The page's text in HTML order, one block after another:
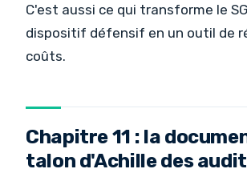
C'est aussi ce qui transforme le
dispositif défensif en un outil de
coûts.
Chapitre 11 : la
talon d'Achille des